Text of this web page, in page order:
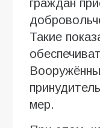
граждан
Такие
мер.